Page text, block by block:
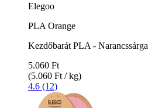
Elegoo
PLA Orange
Kezdőbarát PLA - Narancssárga
5.060 Ft
(5.060 Ft / kg)
4.6 (12)